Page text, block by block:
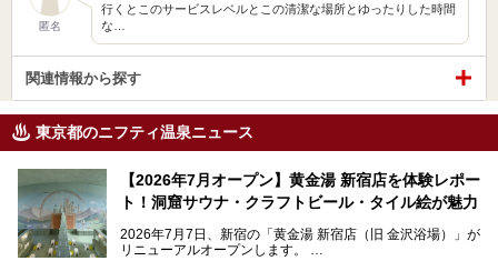
匿名
行くとこのサービスレベルとこの清潔な場所とゆったりした時間
な…
関連情報から探す
東京都のニフティ温泉ニュース
【2026年7月オープン】黄金湯 新宿店を体験レポー
ト！洞窟サウナ・クラフトビール・タイル絵が魅力
2026年7月7日、新宿の「黄金湯 新宿店（旧 金沢浴場）」が
リニューアルオープンします。